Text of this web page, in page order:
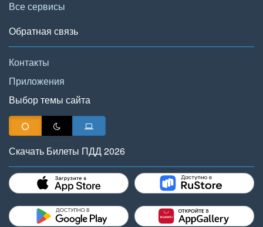
Все сервисы
Обратная связь
Контакты
Приложения
Выбор темы сайта
Скачать Билеты ПДД 2026